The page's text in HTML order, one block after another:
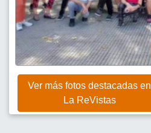
Ver más fotos destacadas en
La ReVistas